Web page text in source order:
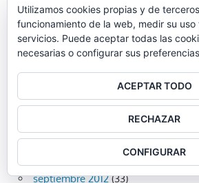
junio 2013 (40)
mayo 2013(47)
abril 2013(42)
marzo 2013(33)
enero 2013(36)
noviembre 2012(39)
septiembre 2012(33)
Utilizamos cookies propias y de
funcionamiento de la web, medir su uso
servicios. Puede aceptar todas las
necesarias o configurar sus
ACEPTAR TODO
RECHAZAR
CONFIGURAR